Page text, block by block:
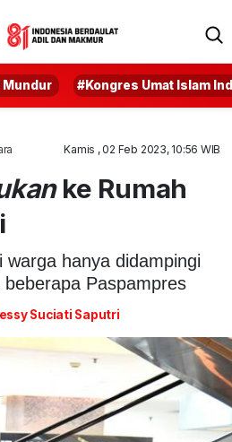
Mundur #Kongres Umat Islam
Kamis , 02 Feb 2023, 10:56 WIB
ke Rumah
warga hanya didampingi
Paspampres
Suciati Saputri